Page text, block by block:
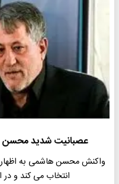
عصبانیت شدید محسن
واکنش محسن هاشمی به
انتخاب می کند و